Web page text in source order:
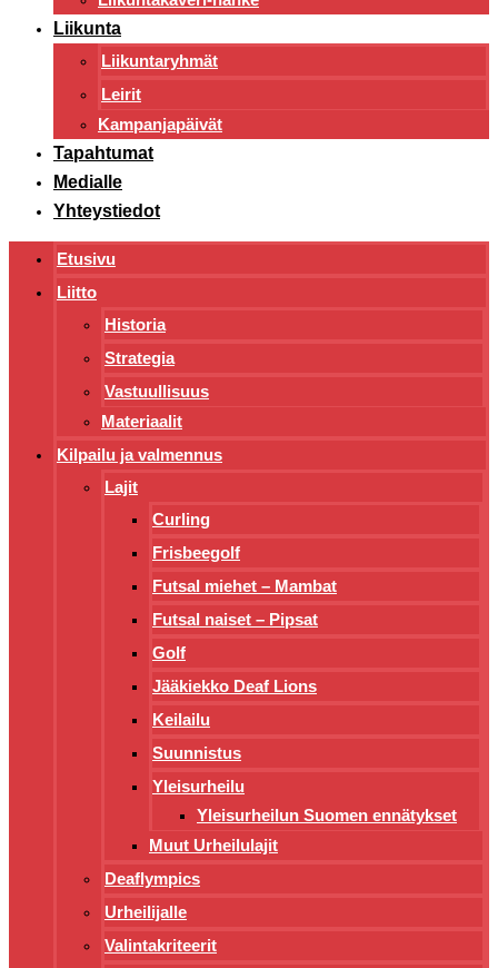
Liikunta
Liikuntaryhmät
Leirit
Kampanjapäivät
Tapahtumat
Medialle
Yhteystiedot
Etusivu
Liitto
Historia
Strategia
Vastuullisuus
Materiaalit
Kilpailu ja valmennus
Lajit
Curling
Frisbeegolf
Futsal miehet – Mambat
Futsal naiset – Pipsat
Golf
Jääkiekko Deaf Lions
Keilailu
Suunnistus
Yleisurheilu
Yleisurheilun Suomen ennätykset
Muut Urheilulajit
Deaflympics
Urheilijalle
Valintakriteerit